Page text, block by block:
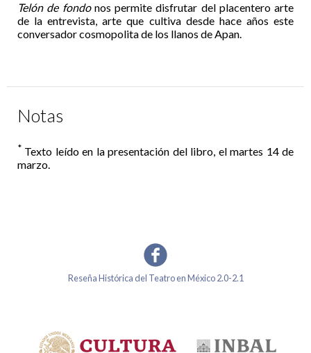
Telón de fondonos permite disfrutar del placentero arte
de la entrevista, arte que cultiva desde hace años este
conversador cosmopolita de los llanos de Apan.
Notas
* Texto leído en la presentación del libro, el martes 14 de
marzo.
Reseña Histórica del Teatro en México 2.0-2.1